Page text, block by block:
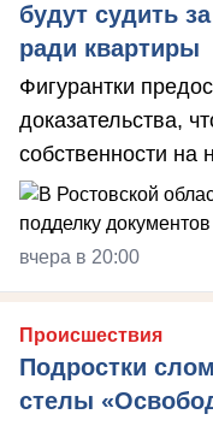
будут судить
ради квартиры
Фигурантки
доказательства,
собственности на
вчера в 20:00
Происшествия
Подростки
стелы